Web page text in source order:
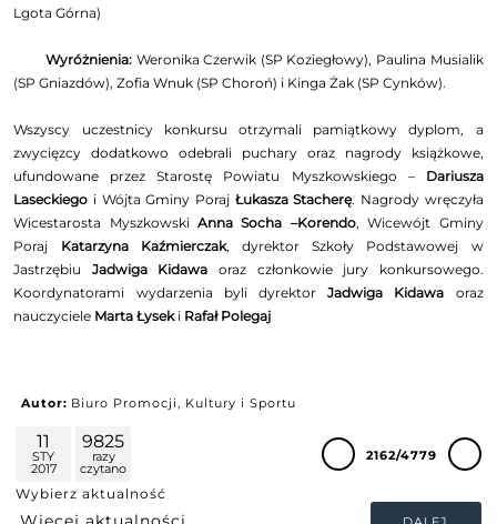
Lgota Górna)
Wyróżnienia: Weronika Czerwik (SP Koziegłowy), Paulina Musialik
(SP Gniazdów), Zofia Wnuk (SP Choroń) i Kinga Żak (SP Cynków).
Wszyscy uczestnicy konkursu otrzymali pamiątkowy dyplom, a
zwycięzcy dodatkowo odebrali puchary oraz nagrody książkowe,
ufundowane przez Starostę Powiatu Myszkowskiego – Dariusza
Laseckiego i Wójta Gminy Poraj Łukasza Stacherę. Nagrody wręczyła
Wicestarosta MyszkowskiAnna Socha –Korendo, Wicewójt Gminy
Poraj Katarzyna Kaźmierczak, dyrektor Szkoły Podstawowej w
Jastrzębiu Jadwiga Kidawa oraz członkowie jury konkursowego.
Koordynatorami wydarzenia byli dyrektorJadwiga Kidawa oraz
nauczyciele Marta Łyseki Rafał Polegaj
Autor: Biuro Promocji, Kultury i Sportu
11
STY
2017
9825
razy
czytano
Wybierz aktualność
2162/4779